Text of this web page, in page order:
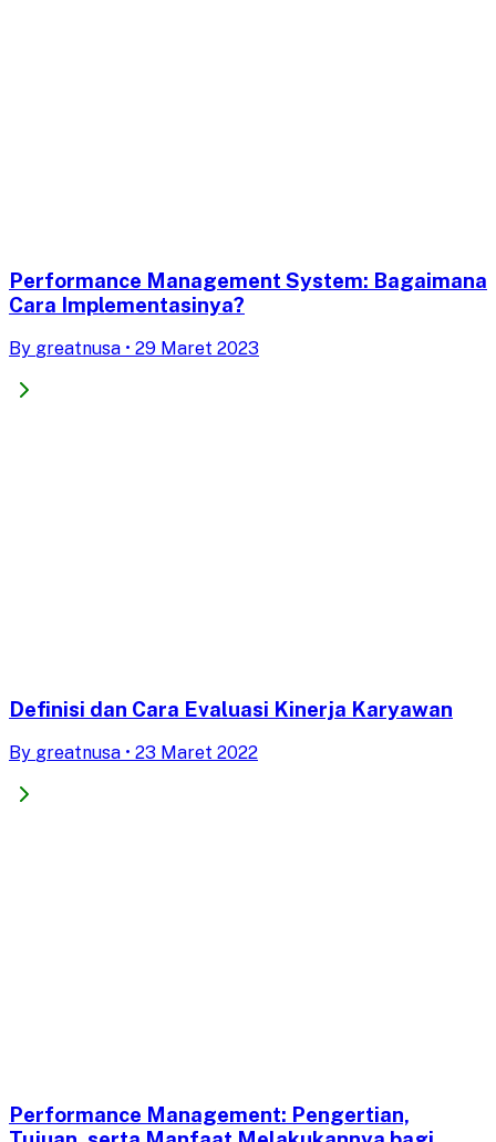
Performance Management System: Bagaimana
Cara Implementasinya?
By greatnusa • 29 Maret 2023
Definisi dan Cara Evaluasi Kinerja Karyawan
By greatnusa • 23 Maret 2022
Performance Management: Pengertian,